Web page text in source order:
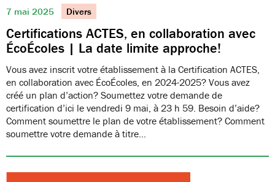
7 mai 2025 Divers
Certifications ACTES, en collaboration avec
ÉcoÉcoles | La date limite approche!
Vous avez inscrit votre établissement à la Certification ACTES,
en collaboration avec ÉcoÉcoles, en 2024-2025? Vous avez
créé un plan d’action? Soumettez votre demande de
certification d’ici le vendredi 9 mai, à 23 h 59. Besoin d’aide?
Comment soumettre le plan de votre établissement? Comment
soumettre votre demande à titre…